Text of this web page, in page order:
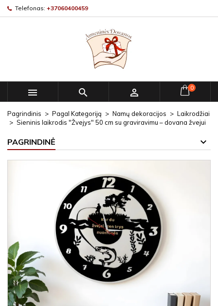
Telefonas: +37060400459
   0
Pagrindinis Pagal Kategoriją Namų dekoracijos
Laikrodžiai
Sieninis laikrodis "Žvejys" 50 cm su graviravimu – dovana žvejui
PAGRINDINĖ